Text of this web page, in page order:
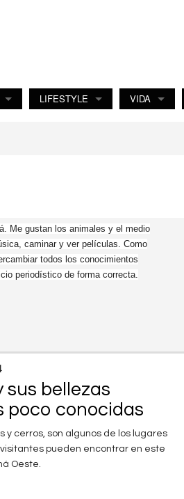
LIFESTYLE VIDA
Me gustan los animales y el medio
caminar y ver películas. Como
todos los conocimientos
periodístico de forma correcta.
sus bellezas
poco conocidas
y cerros, son algunos de los lugares
pueden encontrar en este
Oeste.